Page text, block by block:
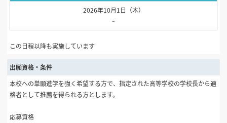
2026年10月1日（木）
~
この日程以降も実施しています
出願資格・条件
本校への単願進学を強く希望する方で、指定された高等学校の学校長から適
格者として推薦を得られる方とします。
応募資格